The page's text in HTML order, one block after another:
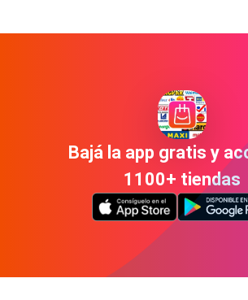
Bajá la app gratis y
1100+ tiendas